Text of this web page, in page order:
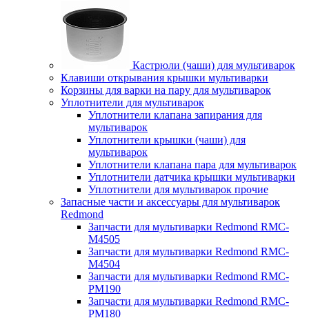
Кастрюли (чаши) для мультиварок
Клавиши открывания крышки мультиварки
Корзины для варки на пару для мультиварок
Уплотнители для мультиварок
Уплотнители клапана запирания для
мультиварок
Уплотнители крышки (чаши) для
мультиварок
Уплотнители клапана пара для мультиварок
Уплотнители датчика крышки мультиварки
Уплотнители для мультиварок прочие
Запасные части и аксессуары для мультиварок
Redmond
Запчасти для мультиварки Redmond RMC-
M4505
Запчасти для мультиварки Redmond RMC-
M4504
Запчасти для мультиварки Redmond RMC-
PM190
Запчасти для мультиварки Redmond RMC-
PM180